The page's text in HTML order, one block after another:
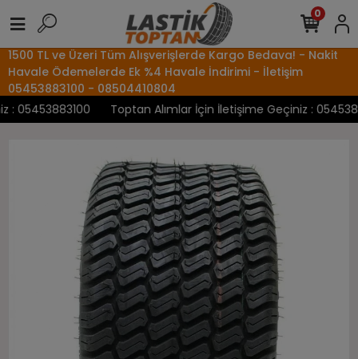
1500 TL ve Üzeri Tüm Alışverişlerde Kargo Bedava! - Nakit
Havale Ödemelerde Ek %4 Havale İndirimi - İletişim
05453883100 - 08504410804
Toptan Alımlar İçin İletişime Geçiniz :
0